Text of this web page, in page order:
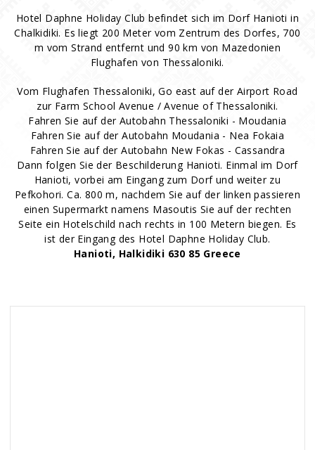
Hotel Daphne Holiday Club befindet sich im Dorf Hanioti in
Chalkidiki. Es liegt 200 Meter vom Zentrum des Dorfes, 700
m vom Strand entfernt und 90 km von Mazedonien
Flughafen von Thessaloniki.
Vom Flughafen Thessaloniki, Go east auf der Airport Road
zur Farm School Avenue / Avenue of Thessaloniki.
Fahren Sie auf der Autobahn Thessaloniki - Moudania
Fahren Sie auf der Autobahn Moudania - Nea Fokaia
Fahren Sie auf der Autobahn New Fokas - Cassandra
Dann folgen Sie der Beschilderung Hanioti. Einmal im Dorf
Hanioti, vorbei am Eingang zum Dorf und weiter zu
Pefkohori. Ca. 800 m, nachdem Sie auf der linken passieren
einen Supermarkt namens Masoutis Sie auf der rechten
Seite ein Hotelschild nach rechts in 100 Metern biegen. Es
ist der Eingang des Hotel Daphne Holiday Club.
Hanioti, Halkidiki 630 85 Greece